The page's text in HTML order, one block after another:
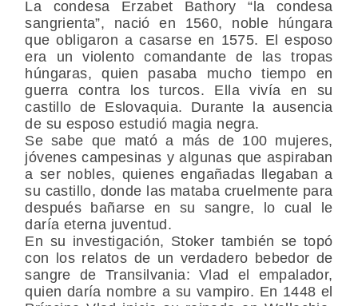
La condesa Erzabet Bathory “la condesa
sangrienta”, nació en 1560, noble húngara
que obligaron a casarse en 1575. El esposo
era un violento comandante de las tropas
húngaras, quien pasaba mucho tiempo en
guerra contra los turcos. Ella vivía en su
castillo de Eslovaquia. Durante la ausencia
de su esposo estudió magia negra.
Se sabe que mató a más de 100 mujeres,
jóvenes campesinas y algunas que aspiraban
a ser nobles, quienes engañadas llegaban a
su castillo, donde las mataba cruelmente para
después bañarse en su sangre, lo cual le
daría eterna juventud.
En su investigación, Stoker también se topó
con los relatos de un verdadero bebedor de
sangre de Transilvania: Vlad el empalador,
quien daría nombre a su vampiro. En 1448 el